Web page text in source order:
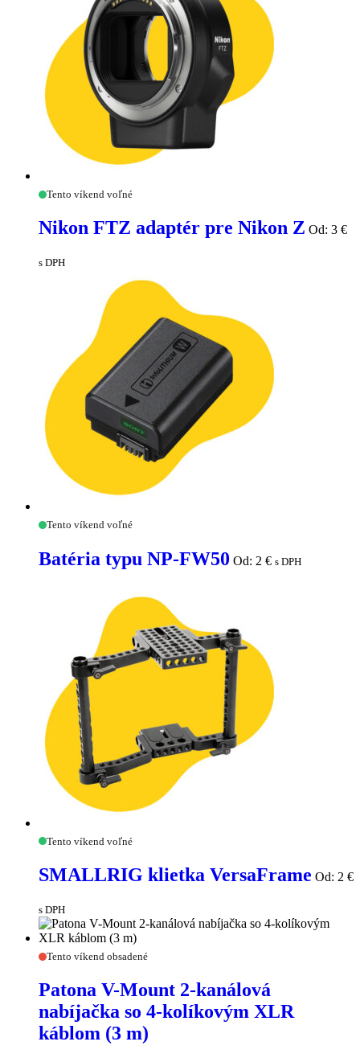
Nikon
adaptér
pre
Z
Tento víkend voľné
Nikon FTZ adaptér pre Nikon Z Od: 3 €
s DPH
Batéria
FW50
Tento víkend voľné
Batéria typu NP-FW50 Od: 2 € s DPH
SMALLRIG
VersaFrame
Tento víkend voľné
SMALLRIG klietka VersaFrame Od: 2 €
s DPH
Patona
Mount
2-
kanálová
nabíjačka
so
Tento víkend obsadené
Patona V-Mount 2-kanálová
nabíjačka so 4-kolíkovým XLR
káblom (3 m)